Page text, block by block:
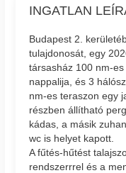
INGATLAN
Budapest 2.
tulajdonosát, egy
társasház 100 nm-
nappalija, és 3
nm-es teraszon egy
részben állítható
kádas, a másik
wc is helyet kapott.
A fűtés-hűtést
rendszerrrel és a